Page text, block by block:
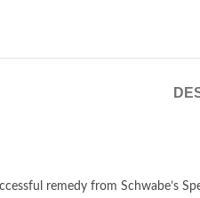
remedy from Schwabe’s